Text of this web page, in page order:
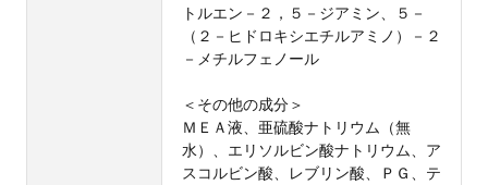
トルエン－２，５－ジアミン、５－
（２－ヒドロキシエチルアミノ）－２
－メチルフェノール
＜その他の成分＞
ＭＥＡ液、亜硫酸ナトリウム（無
水）、エリソルビン酸ナトリウム、ア
スコルビン酸、レブリン酸、ＰＧ、テ